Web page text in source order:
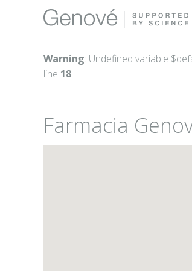
Warning: Undefined variable
line 18
Farmacia